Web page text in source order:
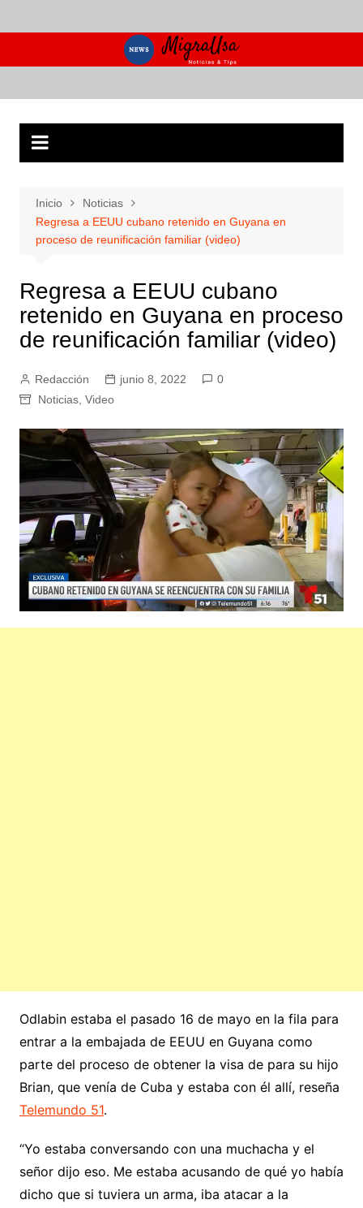
al
Inicio
Noticias
Regresa a EEUU cubano retenido en Guyana en
proceso de reunificación familiar (video)
Regresa a EEUU cubano
retenido en Guyana en proceso
de reunificación familiar (video)
Redacción junio 8, 2022
0
Noticias, Video
Odlabin estaba el pasado 16 de mayo en la fila para
entrar a la embajada de EEUU en Guyana como
parte del proceso de obtener la visa de para su hijo
Brian, que venía de Cuba y estaba con él allí, reseña
Telemundo 51.
“Yo estaba conversando con una muchacha y el
señor dijo eso. Me estaba acusando de qué yo había
dicho que si tuviera un arma, iba atacar a la